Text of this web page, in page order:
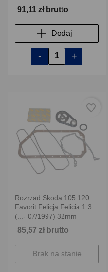
91,11 zł brutto
Dodaj
- +
Rozrzad Skoda 105 120
Favorit Felicja Felicia 1.3
(...- 07/1997) 32mm
85,57 zł brutto
Brak na stanie
favorite_border